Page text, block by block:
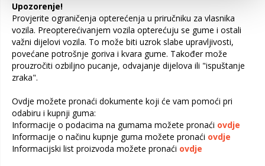
Upozorenje!
Provjerite ograničenja opterećenja u priručniku za vlasnika
vozila. Preopterećivanjem vozila opterećuju se gume i ostali
važni dijelovi vozila. To može biti uzrok slabe upravljivosti,
povećane potrošnje goriva i kvara gume. Također može
prouzročiti ozbiljno pucanje, odvajanje dijelova ili "ispuštanje
zraka".
Ovdje možete pronaći dokumente koji će vam pomoći pri
odabiru i kupnji guma:
Informacije o podacima na gumama možete pronaći ovdje
Informacije o načinu kupnje guma možete pronaći ovdje
Informacijski list proizvoda možete pronaći ovdje